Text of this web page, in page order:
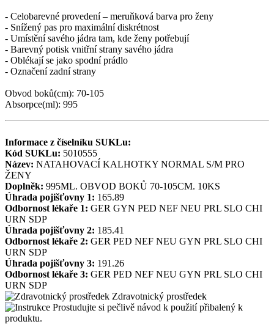
- Celobarevné provedení – meruňková barva pro ženy
- Snížený pas pro maximální diskrétnost
- Umístění savého jádra tam, kde ženy potřebují
- Barevný potisk vnitřní strany savého jádra
- Oblékají se jako spodní prádlo
- Označení zadní strany
Obvod boků(cm): 70-105
Absorpce(ml): 995
Informace z číselníku SUKLu:
Kód SUKLu: 5010555
Název: NATAHOVACÍ KALHOTKY NORMAL S/M PRO
ŽENY
Doplněk: 995ML. OBVOD BOKŮ 70-105CM. 10KS
Úhrada pojišťovny 1: 165.89
Odbornost lékaře 1: GER GYN PED NEF NEU PRL SLO CHI
URN SDP
Úhrada pojišťovny 2: 185.41
Odbornost lékaře 2: GER PED NEF NEU GYN PRL SLO CHI
URN SDP
Úhrada pojišťovny 3: 191.26
Odbornost lékaře 3: GER PED NEF NEU GYN PRL SLO CHI
URN SDP
Zdravotnický prostředek
Prostudujte si pečlivě návod k použití přibalený k
produktu.